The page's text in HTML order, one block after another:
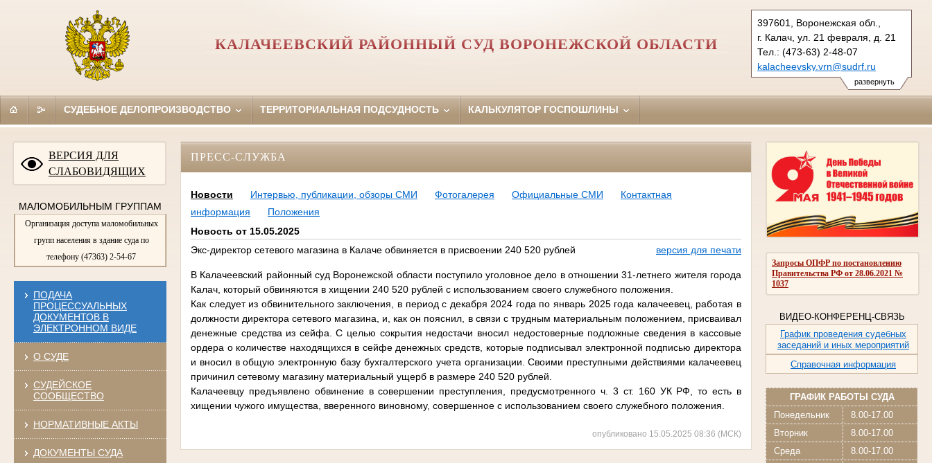
развернуть
397601, Воронежская обл.,
г. Калач, ул. 21 февраля, д. 21
Тел.: (473-63) 2-48-07
kalacheevsky.vrn@sudrf.ru
КАЛАЧЕЕВСКИЙ РАЙОННЫЙ СУД ВОРОНЕЖСКОЙ ОБЛАСТИ
СУДЕБНОЕ ДЕЛОПРОИЗВОДСТВО ТЕРРИТОРИАЛЬНАЯ ПОДСУДНОСТЬ КАЛЬКУЛЯТОР ГОСПОШЛИНЫ
ВЕРСИЯ ДЛЯ
СЛАБОВИДЯЩИХ
МАЛОМОБИЛЬНЫМ ГРУППАМ
Организация доступа маломобильных
групп населения в здание суда по
телефону (47363) 2-54-67
ПОДАЧА
ПРОЦЕССУАЛЬНЫХ
ДОКУМЕНТОВ В
ЭЛЕКТРОННОМ ВИДЕ
О СУДЕ
СУДЕЙСКОЕ
СООБЩЕСТВО
НОРМАТИВНЫЕ АКТЫ
ДОКУМЕНТЫ СУДА
Запросы ОПФР по постановлению
Правительства РФ от 28.06.2021 №
1037
ВИДЕО-КОНФЕРЕНЦ-СВЯЗЬ
График проведения судебных
заседаний и иных мероприятий
Справочная информация
ГРАФИК РАБОТЫ СУДА
Понедельник
8.00-17.00
Вторник
8.00-17.00
Среда
8.00-17.00
ПРЕСС-СЛУЖБА
Новости Интервью, публикации, обзоры СМИ Фотогалерея Официальные СМИ
Контактная
информация
Положения
Новость от 15.05.2025
Экс-директор сетевого магазина в Калаче обвиняется в присвоении 240 520 рублей
версия для печати
В Калачеевский районный суд Воронежской области поступило уголовное дело в отношении 31-летнего жителя города
Калач, который обвиняются в хищении 240 520 рублей с использованием своего служебного положения.
Как следует из обвинительного заключения, в период с декабря 2024 года по январь 2025 года калачеевец, работая в
должности директора сетевого магазина, и, как он пояснил, в связи с трудным материальным положением, присваивал
денежные средства из сейфа. С целью сокрытия недостачи вносил недостоверные подложные сведения в кассовые
ордера о количестве находящихся в сейфе денежных средств, которые подписывал электронной подписью директора
и вносил в общую электронную базу бухгалтерского учета организации. Своими преступными действиями калачеевец
причинил сетевому магазину материальный ущерб в размере 240 520 рублей.
Калачеевцу предъявлено обвинение в совершении преступления, предусмотренного ч. 3 ст. 160 УК РФ, то есть в
хищении чужого имущества, вверенного виновному, совершенное с использованием своего служебного положения.
опубликовано 15.05.2025 08:36 (МСК)